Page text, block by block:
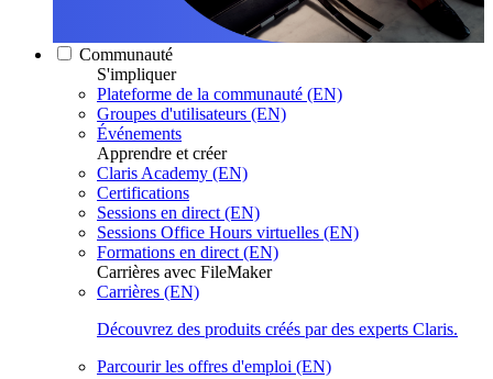
Communauté
S'impliquer
Plateforme de la communauté (EN)
Groupes d'utilisateurs (EN)
Événements
Apprendre et créer
Claris Academy (EN)
Certifications
Sessions en direct (EN)
Sessions Office Hours virtuelles (EN)
Formations en direct (EN)
Carrières avec FileMaker
Carrières (EN)
Découvrez des produits créés par des experts Claris.
Parcourir les offres d'emploi (EN)